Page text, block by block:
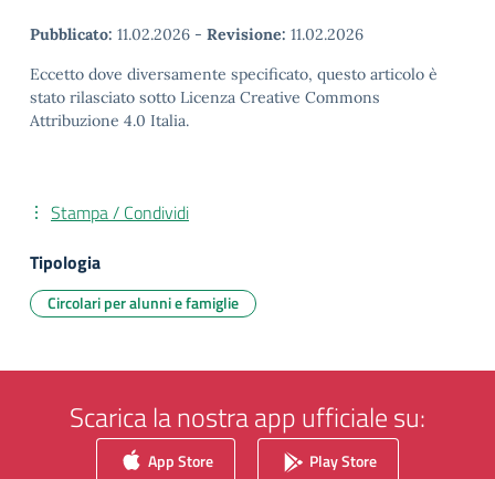
Pubblicato: 11.02.2026 - Revisione: 11.02.2026
Eccetto dove diversamente specificato, questo articolo è
stato rilasciato sotto Licenza Creative Commons
Attribuzione 4.0 Italia.
Stampa / Condividi
Tipologia
Circolari per alunni e famiglie
Scarica la nostra app ufficiale su:
App Store Play Store